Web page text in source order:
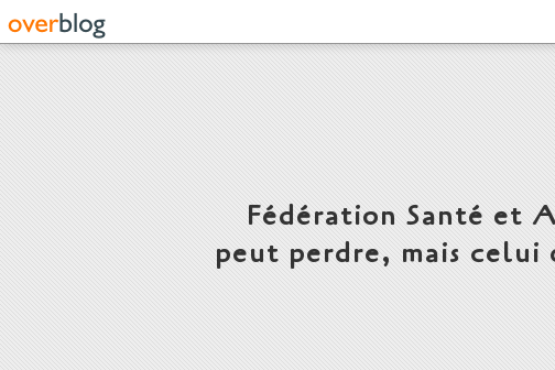
Fédération Santé et
peut perdre, mais celui